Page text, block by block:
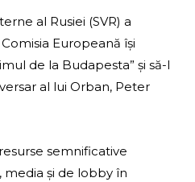
al Rusiei (SVR) a
Europeană își
de la Budapesta” și să-l
al lui Orban, Peter
semnificative
media și de lobby în